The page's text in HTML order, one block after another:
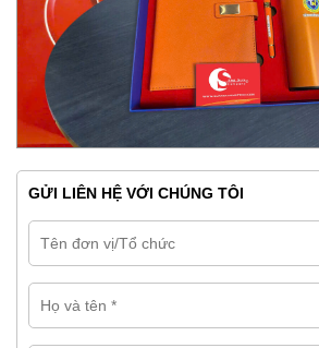
GỬI LIÊN HỆ VỚI CHÚNG TÔI